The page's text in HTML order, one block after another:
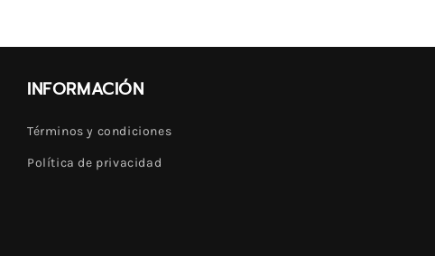
INFORMACIÓN
Términos y condiciones
Política de privacidad